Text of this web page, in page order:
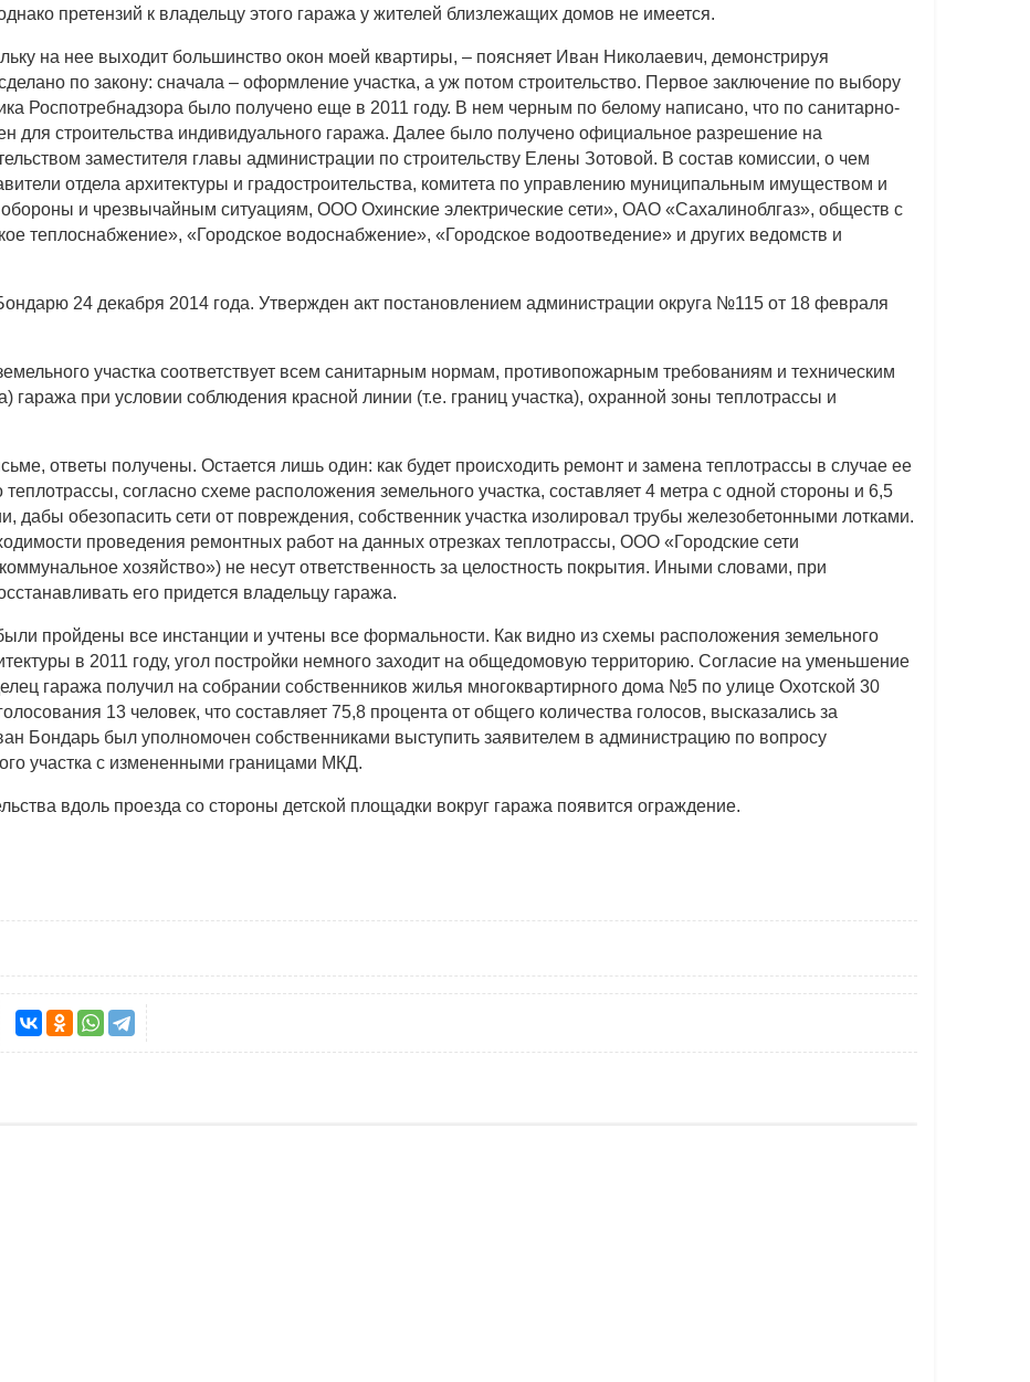
претензий к владельцу этого гаража у жителей близлежащих домов не имеется.
на нее выходит большинство окон моей квартиры, – поясняет Иван Николаевич, демонстрируя
по закону: сначала – оформление участка, а уж потом строительство. Первое заключение по выбору
Роспотребнадзора было получено еще в 2011 году. В нем черным по белому написано, что по санитарно-
для строительства индивидуального гаража. Далее было получено официальное разрешение на
заместителя главы администрации по строительству Елены Зотовой. В состав комиссии, о чем
отдела архитектуры и градостроительства, комитета по управлению муниципальным имуществом и
и чрезвычайным ситуациям, ООО Охинские электрические сети», ОАО «Сахалиноблгаз», обществ с
теплоснабжение», «Городское водоснабжение», «Городское водоотведение» и других ведомств и
24 декабря 2014 года. Утвержден акт постановлением администрации округа №115 от 18 февраля
участка соответствует всем санитарным нормам, противопожарным требованиям и техническим
гаража при условии соблюдения красной линии (т.е. границ участка), охранной зоны теплотрассы и
ответы получены. Остается лишь один: как будет происходить ремонт и замена теплотрассы в случае ее
согласно схеме расположения земельного участка, составляет 4 метра с одной стороны и 6,5
дабы обезопасить сети от повреждения, собственник участка изолировал трубы железобетонными лотками.
проведения ремонтных работ на данных отрезках теплотрассы, ООО «Городские сети
хозяйство») не несут ответственность за целостность покрытия. Иными словами, при
его придется владельцу гаража.
пройдены все инстанции и учтены все формальности. Как видно из схемы расположения земельного
в 2011 году, угол постройки немного заходит на общедомовую территорию. Согласие на уменьшение
гаража получил на собрании собственников жилья многоквартирного дома №5 по улице Охотской 30
13 человек, что составляет 75,8 процента от общего количества голосов, высказались за
Бондарь был уполномочен собственниками выступить заявителем в администрацию по вопросу
участка с измененными границами МКД.
вдоль проезда со стороны детской площадки вокруг гаража появится ограждение.